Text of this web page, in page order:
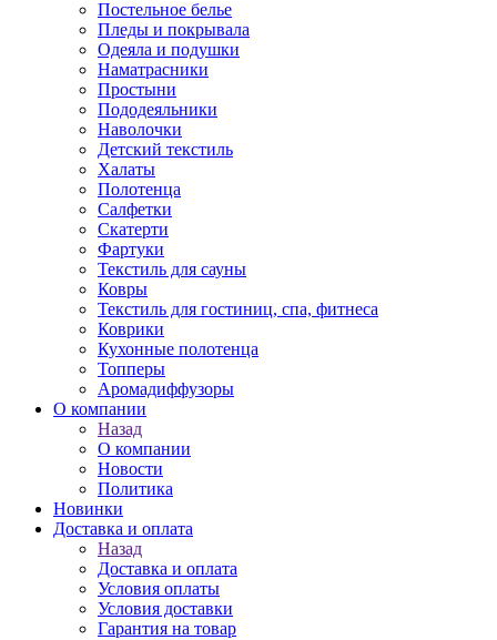
Постельное белье
Пледы и покрывала
Одеяла и подушки
Наматрасники
Простыни
Пододеяльники
Наволочки
Детский текстиль
Халаты
Полотенца
Салфетки
Скатерти
Фартуки
Текстиль для сауны
Ковры
Текстиль для гостиниц, спа, фитнеса
Коврики
Кухонные полотенца
Топперы
Аромадиффузоры
О компании
Назад
О компании
Новости
Политика
Новинки
Доставка и оплата
Назад
Доставка и оплата
Условия оплаты
Условия доставки
Гарантия на товар